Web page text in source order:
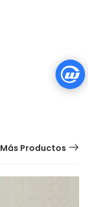
Más Productos